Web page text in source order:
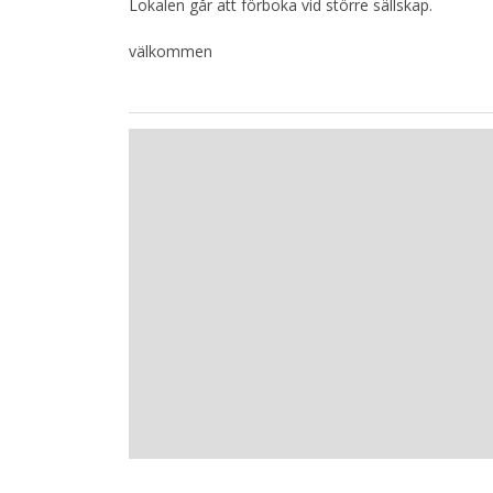
Lokalen går att förboka vid större sällskap.
välkommen